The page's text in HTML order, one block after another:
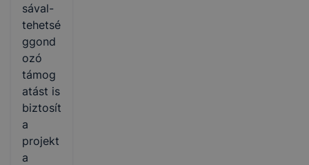
sával-
tehetsé
ggond
ozó
támog
atást is
biztosít
a
projekt
a